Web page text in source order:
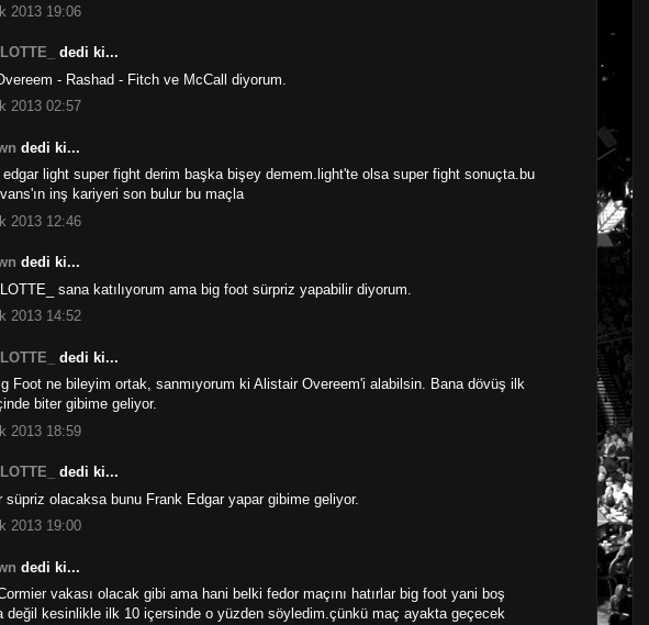
2013 19:06
dedi ki...
- Rashad - Fitch ve McCall diyorum.
2013 02:57
dedi ki...
light super fight derim başka bişey demem.light'te olsa super fight sonuçta.bu
inş kariyeri son bulur bu maçla
2013 12:46
dedi ki...
sana katılıyorum ama big foot sürpriz yapabilir diyorum.
2013 14:52
dedi ki...
Foot ne bileyim ortak, sanmıyorum ki Alistair Overeem'i alabilsin. Bana dövüş ilk
biter gibime geliyor.
2013 18:59
dedi ki...
süpriz olacaksa bunu Frank Edgar yapar gibime geliyor.
2013 19:00
dedi ki...
vakası olacak gibi ama hani belki fedor maçını hatırlar big foot yani boş
değil kesinlikle ilk 10 içersinde o yüzden söyledim.çünkü maç ayakta geçecek